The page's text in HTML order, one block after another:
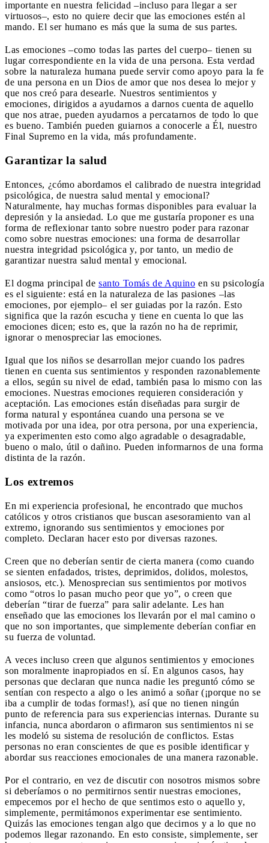
importante en nuestra felicidad –incluso para llegar a ser
virtuosos–, esto no quiere decir que las emociones estén al
mando. El ser humano es más que la suma de sus partes.
Las emociones –como todas las partes del cuerpo– tienen su
lugar correspondiente en la vida de una persona. Esta verdad
sobre la naturaleza humana puede servir como apoyo para la fe
de una persona en un Dios de amor que nos desea lo mejor y
que nos creó para desearle. Nuestros sentimientos y
emociones, dirigidos a ayudarnos a darnos cuenta de aquello
que nos atrae, pueden ayudarnos a percatarnos de todo lo que
es bueno. También pueden guiarnos a conocerle a Él, nuestro
Final Supremo en la vida, más profundamente.
Garantizar la salud
Entonces, ¿cómo abordamos el calibrado de nuestra integridad
psicológica, de nuestra salud mental y emocional?
Naturalmente, hay muchas formas disponibles para evaluar la
depresión y la ansiedad. Lo que me gustaría proponer es una
forma de reflexionar tanto sobre nuestro poder para razonar
como sobre nuestras emociones: una forma de desarrollar
nuestra integridad psicológica y, por tanto, un medio de
garantizar nuestra salud mental y emocional.
El dogma principal de santo Tomás de Aquino en su psicología
es el siguiente: está en la naturaleza de las pasiones –las
emociones, por ejemplo– el ser guiadas por la razón. Esto
significa que la razón escucha y tiene en cuenta lo que las
emociones dicen; esto es, que la razón no ha de reprimir,
ignorar o menospreciar las emociones.
Igual que los niños se desarrollan mejor cuando los padres
tienen en cuenta sus sentimientos y responden razonablemente
a ellos, según su nivel de edad, también pasa lo mismo con las
emociones. Nuestras emociones requieren consideración y
aceptación. Las emociones están diseñadas para surgir de
forma natural y espontánea cuando una persona se ve
motivada por una idea, por otra persona, por una experiencia,
ya experimenten esto como algo agradable o desagradable,
bueno o malo, útil o dañino. Pueden informarnos de una forma
distinta de la razón.
Los extremos
En mi experiencia profesional, he encontrado que muchos
católicos y otros cristianos que buscan asesoramiento van al
extremo, ignorando sus sentimientos y emociones por
completo. Declaran hacer esto por diversas razones.
Creen que no deberían sentir de cierta manera (como cuando
se sienten enfadados, tristes, deprimidos, dolidos, molestos,
ansiosos, etc.). Menosprecian sus sentimientos por motivos
como “otros lo pasan mucho peor que yo”, o creen que
deberían “tirar de fuerza” para salir adelante. Les han
enseñado que las emociones los llevarán por el mal camino o
que no son importantes, que simplemente deberían confiar en
su fuerza de voluntad.
A veces incluso creen que algunos sentimientos y emociones
son moralmente inapropiados en sí. En algunos casos, hay
personas que declaran que nunca nadie les preguntó cómo se
sentían con respecto a algo o les animó a soñar (¡porque no se
iba a cumplir de todas formas!), así que no tienen ningún
punto de referencia para sus experiencias internas. Durante su
infancia, nunca abordaron o afirmaron sus sentimientos ni se
les modeló su sistema de resolución de conflictos. Estas
personas no eran conscientes de que es posible identificar y
abordar sus reacciones emocionales de una manera razonable.
Por el contrario, en vez de discutir con nosotros mismos sobre
si deberíamos o no permitirnos sentir nuestras emociones,
empecemos por el hecho de que sentimos esto o aquello y,
simplemente, permitámonos experimentar ese sentimiento.
Quizás las emociones tengan algo que decirnos y a lo que no
podemos llegar razonando. En esto consiste, simplemente, ser